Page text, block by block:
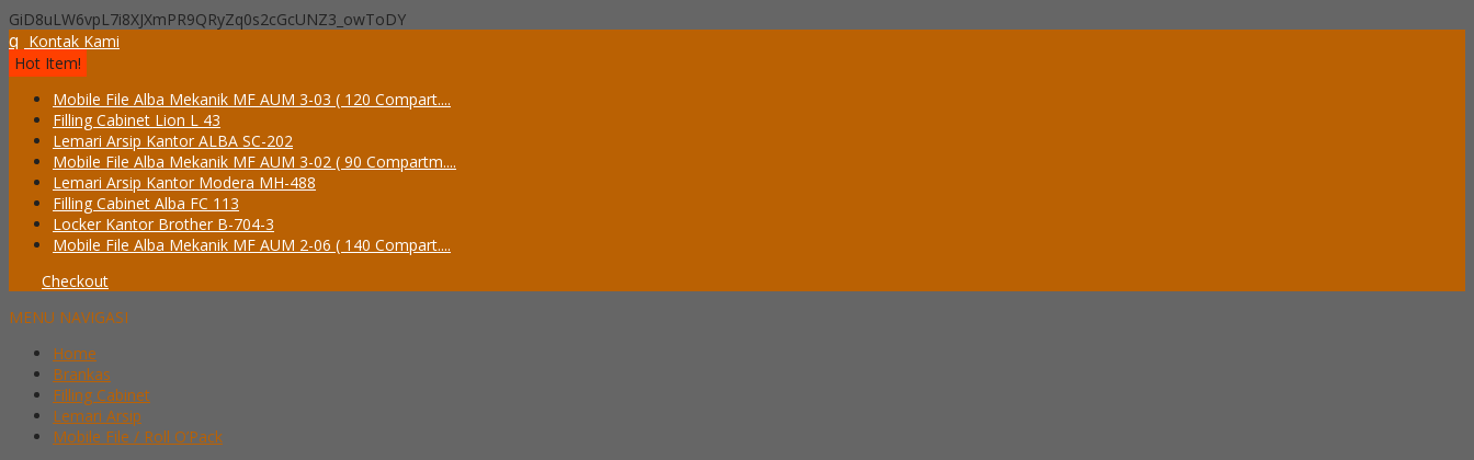
GiD8uLW6vpL7i8XJXmPR9QRyZq0s2cGcUNZ3_owToDY
q Kontak Kami
Hot Item!
Mobile File Alba Mekanik MF AUM 3-03 ( 120 Compart....
Filling Cabinet Lion L 43
Lemari Arsip Kantor ALBA SC-202
Mobile File Alba Mekanik MF AUM 3-02 ( 90 Compartm....
Lemari Arsip Kantor Modera MH-488
Filling Cabinet Alba FC 113
Locker Kantor Brother B-704-3
Mobile File Alba Mekanik MF AUM 2-06 ( 140 Compart....
Checkout
MENU NAVIGASI
Home
Brankas
Filling Cabinet
Lemari Arsip
Mobile File / Roll O’Pack